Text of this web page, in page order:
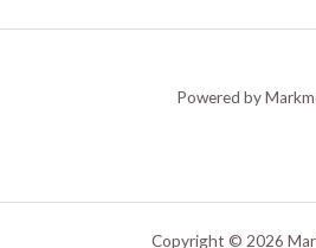
Powered by
Copyright © 2026